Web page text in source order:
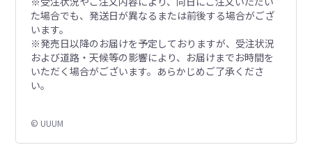
た場合でも、発送日が異なるまたは前後する場合がござ
います。
※発売日以降のお届けを予定しておりますが、受注状況
および道路・天候等の影響により、お届けまでお時間を
いただく場合がございます。あらかじめご了承くださ
い。
© UUUM